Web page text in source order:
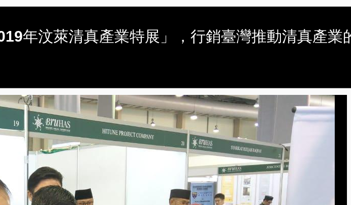
年汶萊清真產業特展」，行銷臺灣推動清真產業